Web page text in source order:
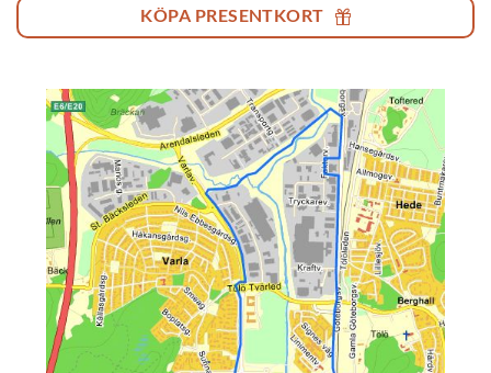
KÖPA PRESENTKORT